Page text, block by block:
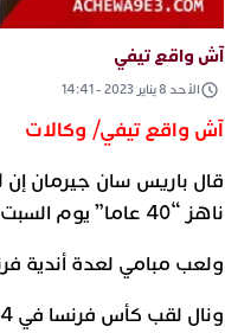
آش واقع تيفي
الأحد 8 يناير 2023 - 14:41
آش واقع تيفي/ وكالات
قال باريس سان جيرمان
ناهز “40 عاما” يوم السبت.
ولعب مبامي لعدة أندية
ونال لقب كأس فرنسا في 2004 و2006 مع باريس سان جيرمان.